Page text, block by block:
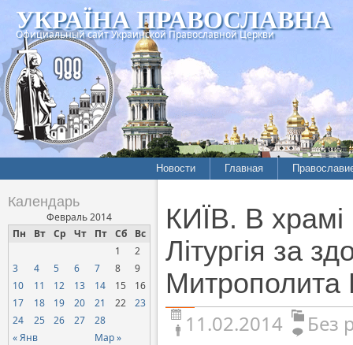
УКРАЇНА ПРАВОСЛАВНА
Официальный сайт Украинской Православной Церкви
Новости Главная
Календарь
Февраль 2014
Пн
Вт Ср Чт Пт Сб Вс
« Янв Мар »
1
2
3
4 5 6 7 8
9
10
11 12 13 14 15
16
17
18 19 20 21 22
23
24
25 26 27 28
КИЇВ. В храмі
Літургія за
11.02.2014
Без